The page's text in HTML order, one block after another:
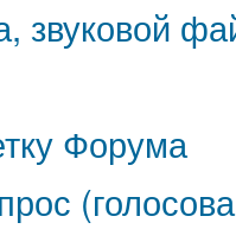
звуковой
Форума